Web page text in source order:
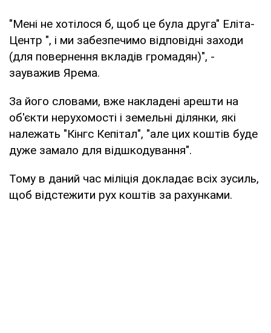
"Мені не хотілося б, щоб це була друга" Еліта-
Центр ", і ми забезпечимо відповідні заходи
(для повернення вкладів громадян)", -
зауважив Ярема.
За його словами, вже накладені арешти на
об'єкти нерухомості і земельні ділянки, які
належать "Кінгс Кепітал", "але цих коштів буде
дуже замало для відшкодування".
Тому в даний час міліція докладає всіх зусиль,
щоб відстежити рух коштів за рахунками.